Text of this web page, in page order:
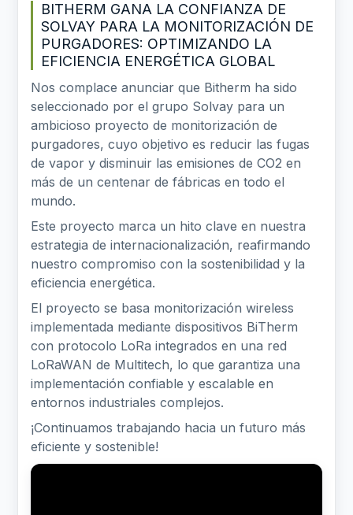
BITHERM GANA LA CONFIANZA DE
SOLVAY PARA LA MONITORIZACIÓN DE
PURGADORES: OPTIMIZANDO LA
EFICIENCIA ENERGÉTICA GLOBAL
Nos complace anunciar que Bitherm ha sido
seleccionado por el grupo Solvay para un
ambicioso proyecto de monitorización de
purgadores, cuyo objetivo es reducir las fugas
de vapor y disminuir las emisiones de CO2 en
más de un centenar de fábricas en todo el
mundo.
Este proyecto marca un hito clave en nuestra
estrategia de internacionalización, reafirmando
nuestro compromiso con la sostenibilidad y la
eficiencia energética.
El proyecto se basa monitorización wireless
implementada mediante dispositivos BiTherm
con protocolo LoRa integrados en una red
LoRaWAN de Multitech, lo que garantiza una
implementación confiable y escalable en
entornos industriales complejos.
¡Continuamos trabajando hacia un futuro más
eficiente y sostenible!